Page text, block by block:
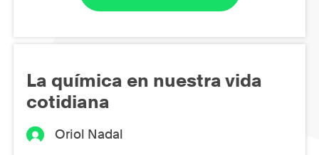
La química en nuestra vida
cotidiana
Oriol Nadal